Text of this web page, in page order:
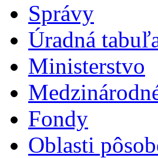
Správy
Úradná
Ministerstvo
Fondy
Oblasti